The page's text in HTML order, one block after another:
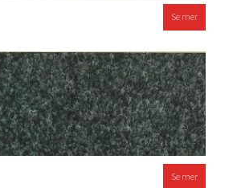
Se mer
Se mer